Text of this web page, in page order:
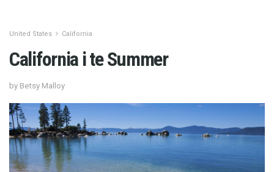
United States California
California i te Summer
by Betsy Malloy